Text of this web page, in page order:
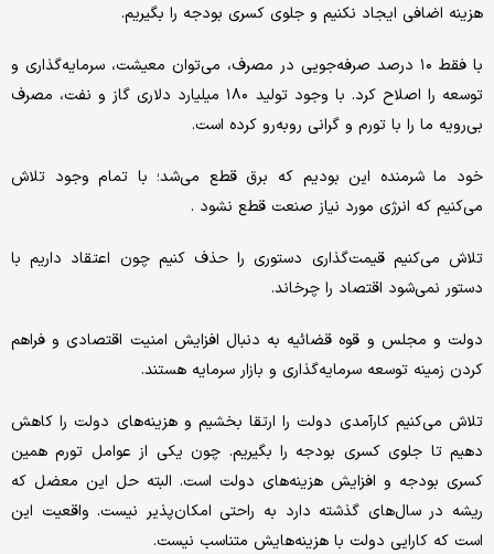
هزینه اضافی ایجاد نکنیم و جلوی کسری بودجه را بگیریم.
با فقط ۱۰ درصد صرفه‌جویی در مصرف، می‌توان معیشت، سرمایه‌گذاری و
توسعه را اصلاح کرد. با وجود تولید ۱۸۰ میلیارد دلاری گاز و نفت، مصرف
بی‌رویه ما را با تورم و گرانی روبه‌رو کرده است.
خود ما شرمنده این بودیم که برق قطع می‌شد؛ با تمام وجود تلاش
می‌کنیم که انرژی مورد نیاز صنعت قطع نشود .
تلاش می‌کنیم قیمت‌گذاری دستوری را حذف کنیم چون اعتقاد داریم با
دستور نمی‌شود اقتصاد را چرخاند.
دولت و مجلس و قوه قضائیه به دنبال افزایش امنیت اقتصادی و فراهم
کردن زمینه توسعه سرمایه‌گذاری و بازار سرمایه هستند.
تلاش می‌کنیم کارآمدی دولت را ارتقا بخشیم و هزینه‌های دولت را کاهش
دهیم تا جلوی کسری بودجه را بگیریم. چون یکی از عوامل تورم همین
کسری بودجه و افزایش هزینه‌های دولت است. البته حل این معضل که
ریشه در سال‌های گذشته دارد به راحتی امکان‌پذیر نیست. واقعیت این
است که کارایی دولت با هزینه‌هایش متناسب نیست.